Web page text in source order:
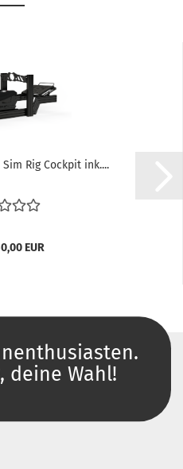
Rig Cockpit ink....
EUR
deine Wahl!